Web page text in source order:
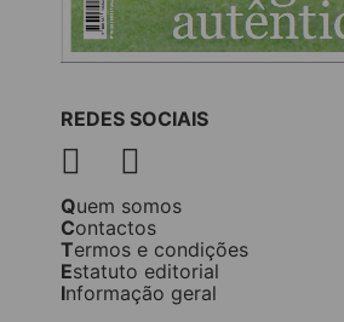
REDES SOCIAIS
Quem somos
Contactos
Termos e condições
Estatuto editorial
Informação geral